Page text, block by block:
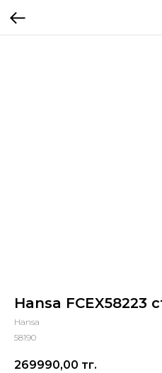
Hansa FCEX58223
Hansa
58190
269990,00 тг.